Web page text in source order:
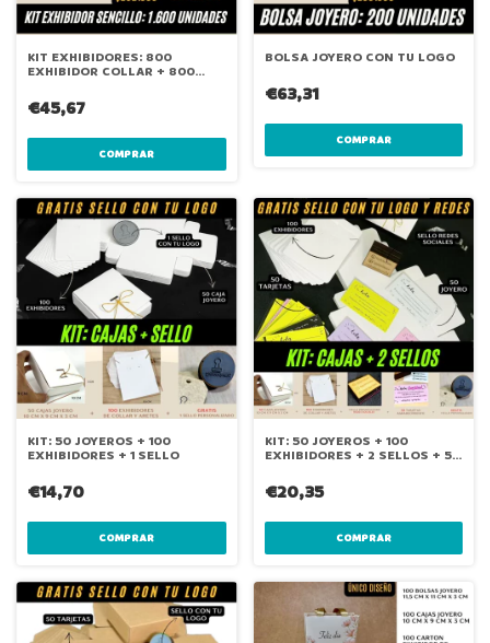
KIT EXHIBIDORES: 800
EXHIBIDOR COLLAR + 800
€45,67
COMPRAR
BOLSA JOYERO CON TU LOGO
€63,31
COMPRAR
KIT: 50 JOYEROS + 100
EXHIBIDORES + 1 SELLO
€14,70
KIT: 50 JOYEROS + 100
EXHIBIDORES + 2 SELLOS + 50
€20,35